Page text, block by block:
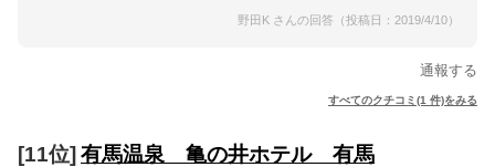
野田K さんの回答（投稿日：2019/4/10）
通報する
すべてのクチコミ(1 件)をみる
[11位] 有馬温泉 亀の井ホテル 有馬